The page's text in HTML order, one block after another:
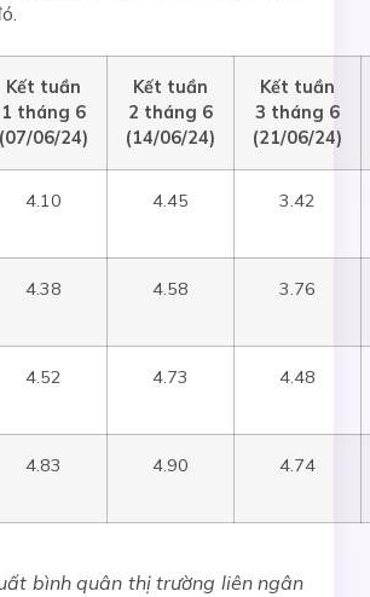
Kết tuần
1 tháng 6
(07/06/24)
Kết tuần
2 tháng 6
(14/06/24)
Kết tuần
3 tháng 6
(21/06/24)
4.10 4.45 3.42
4.38 4.58 3.76
4.52 4.73 4.48
4.83 4.90 4.74
bình quân thị trường liên ngân